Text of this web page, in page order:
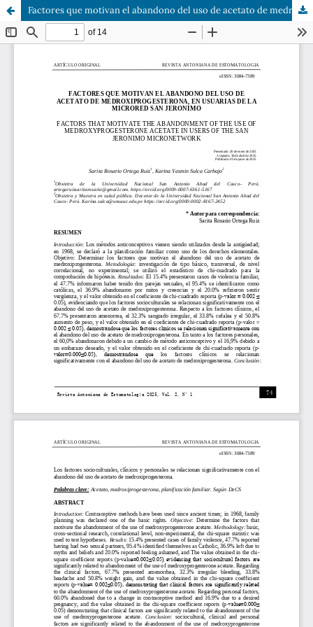
Factores que motivan el abandono del uso de acetato de medroxiprogesterona, en usuarias de la Microred San Jerónimo